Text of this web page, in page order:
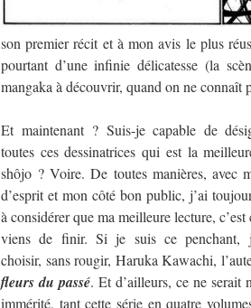
son premier récit et à mon avis le plus
pourtant d’une infinie délicatesse (la
mangaka à découvrir, quand on ne connaît
Et maintenant ? Suis-je capable de
toutes ces dessinatrices qui est la
shôjo ? Voire. De toutes manières, avec
d’esprit et mon côté bon public, j’ai
à considérer que ma meilleure lecture,
viens de finir. Si je suis ce penchant,
choisir, sans rougir, Haruka Kawachi,
fleurs du passé. Et d’ailleurs, ce ne serait
immérité, tant cette série en quatre